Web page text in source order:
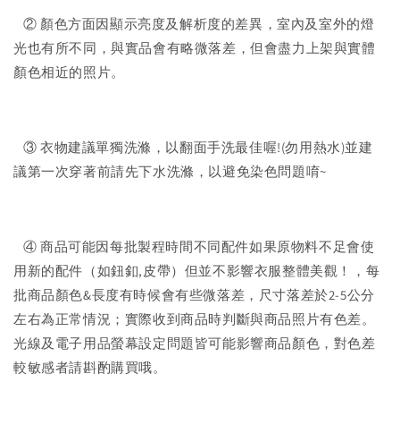
② 顏色方面因顯示亮度及解析度的差異，室內及室外的燈
光也有所不同，與實品會有略微落差，但會盡力上架與實體
顏色相近的照片。
③ 衣物建議單獨洗滌，以翻面手洗最佳喔!(勿用熱水)並建
議第一次穿著前請先下水洗滌，以避免染色問題唷~
④ 商品可能因每批製程時間不同配件如果原物料不足會使
用新的配件（如鈕釦,皮帶）但並不影響衣服整體美觀！，每
批商品顏色&長度有時候會有些微落差，尺寸落差於2-5公分
左右為正常情況；實際收到商品時判斷與商品照片有色差。
光線及電子用品螢幕設定問題皆可能影響商品顏色，對色差
較敏感者請斟酌購買哦。